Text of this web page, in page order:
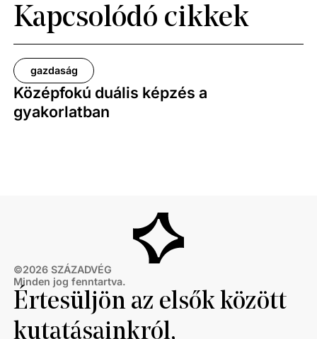
Kapcsolódó cikkek
gazdaság
Középfokú duális képzés a
gyakorlatban
©2026 SZÁZADVÉG
Minden jog fenntartva.
Értesüljön az elsők között
kutatásainkról,